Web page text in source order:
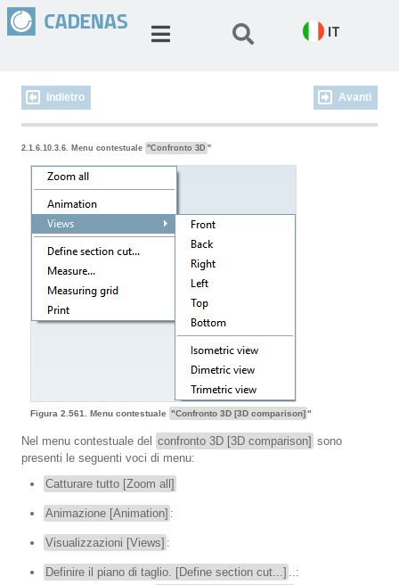
IT
Indietro Avanti
2.1.6.10.3.6. Menu contestuale "Confronto 3D "
Figura 2.561. Menu contestuale "Confronto 3D [3D comparison]"
Nel menu contestuale del confronto 3D [3D comparison] sono
presenti le seguenti voci di menu:
Catturare tutto [Zoom all]
Animazione [Animation] :
Visualizzazioni [Views] :
Definire il piano di taglio. [Define section cut...] ..: